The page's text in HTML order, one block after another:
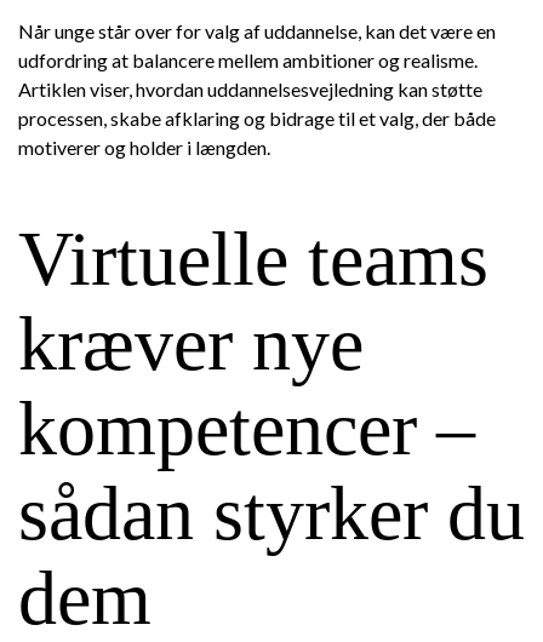
Når unge står over for valg af uddannelse, kan det være en
udfordring at balancere mellem ambitioner og realisme.
Artiklen viser, hvordan uddannelsesvejledning kan støtte
processen, skabe afklaring og bidrage til et valg, der både
motiverer og holder i længden.
Virtuelle teams
kræver nye
kompetencer –
sådan styrker du
dem